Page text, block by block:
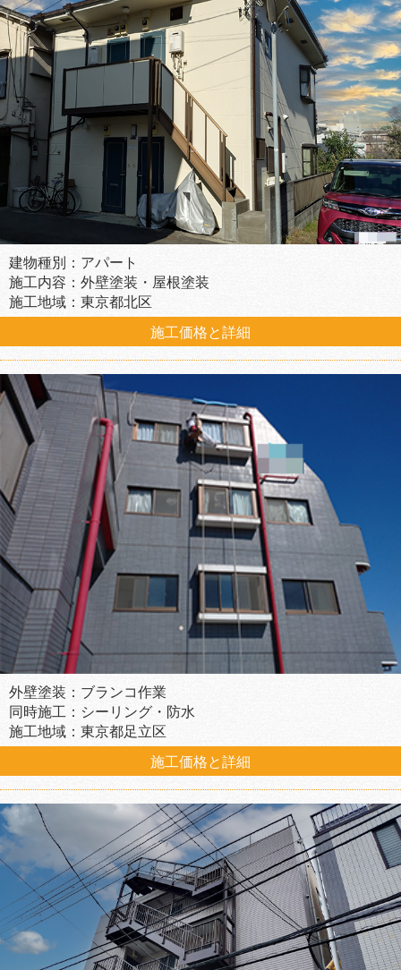
建物種別：アパート
施工内容：外壁塗装・屋根塗装
施工地域：東京都北区
施工価格と詳細
外壁塗装：ブランコ作業
同時施工：シーリング・防水
施工地域：東京都足立区
施工価格と詳細